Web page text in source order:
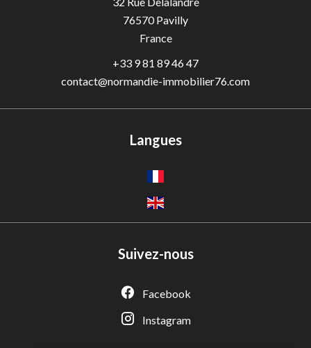
Adèle — Conseiller IA
76570Pavilly
France
+33 9 81 89 46 47
contact@normandie-immobilier76.com
Langues
Suivez-nous
Facebook
Instagram